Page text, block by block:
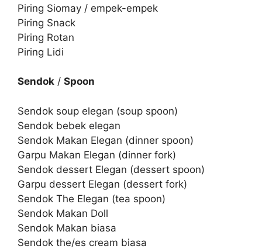
Piring Siomay / empek-empek
Piring Snack
Piring Rotan
Piring Lidi
Sendok / Spoon
Sendok soup elegan (soup spoon)
Sendok bebek elegan
Sendok Makan Elegan (dinner spoon)
Garpu Makan Elegan (dinner fork)
Sendok dessert Elegan (dessert spoon)
Garpu dessert Elegan (dessert fork)
Sendok The Elegan (tea spoon)
Sendok Makan Doll
Sendok Makan biasa
Sendok the/es cream biasa